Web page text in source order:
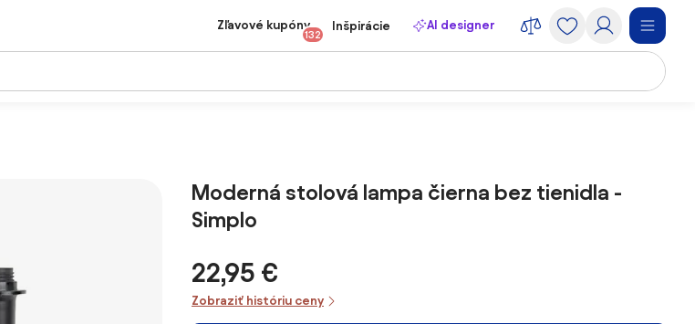
Zľavové kupóny
132
Inšpirácie AI designer
Moderná stolová lampa čierna bez tienidla -
Simplo
22,95 €
Zobraziť históriu ceny